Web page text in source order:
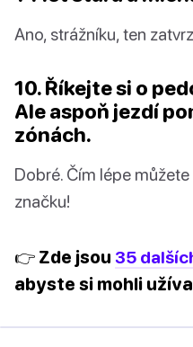
Ano, strážníku, ten
10. Říkejte si o
Ale aspoň jezdí
zónách.
Dobré. Čím lépe
značku!
👉 Zde jsou 35
abyste si mohli